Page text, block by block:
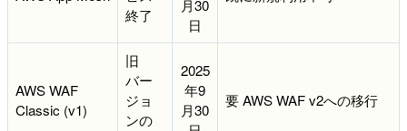
終了
月30
日
AWS WAF
Classic (v1)
旧
バー
ジョ
ンの
2025
年9
月30
要 AWS WAF v2への移行